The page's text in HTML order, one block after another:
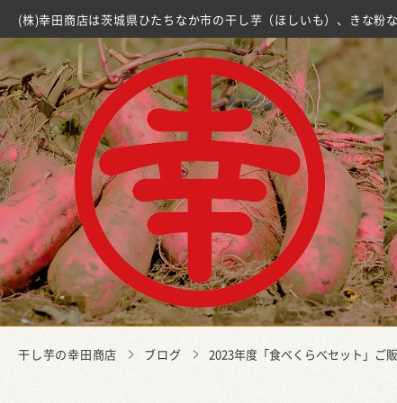
(株)幸田商店は茨城県ひたちなか市の干し芋（ほしいも）、きな粉
干し芋の幸田商店 ブログ 2023年度「食べくらべセット」ご